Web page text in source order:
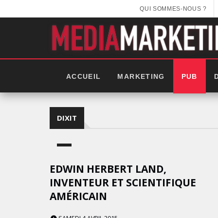
QUI SOMMES-NOUS ?
ACCUEIL MARKETING PUB
DIXIT
EDWIN HERBERT LAND,
INVENTEUR ET SCIENTIFIQUE
AMÉRICAIN